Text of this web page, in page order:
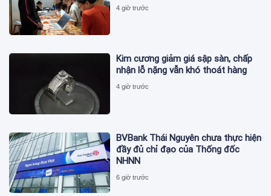
4 giờ trước
Kim cương giảm giá sập sàn, chấp
nhận lỗ nặng vẫn khó thoát hàng
4 giờ trước
BVBank Thái Nguyên chưa thực hiện
đầy đủ chỉ đạo của Thống đốc
NHNN
6 giờ trước